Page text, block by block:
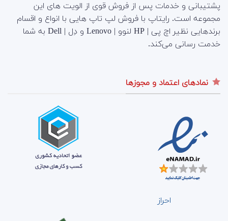
پشتیبانی و خدمات پس از فروش قوی از الویت های این
مجموعه است. رایتاپ با فروش لپ تاپ هایی با انواع و اقسام
برندهایی نظیر اچ پی | HP لنوو | Lenovo و دِل | Dell به شما
خدمت رسانی می‌کند.
نمادهای اعتماد و مجوزها
احراز